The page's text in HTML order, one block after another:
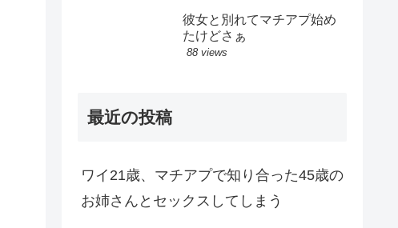
彼女と別れてマチアプ始め
たけどさぁ
88 views
最近の投稿
ワイ21歳、マチアプで知り合った45歳の
お姉さんとセックスしてしまう